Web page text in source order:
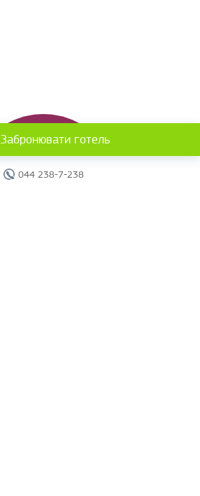
044 238-7-238
Забронювати готель